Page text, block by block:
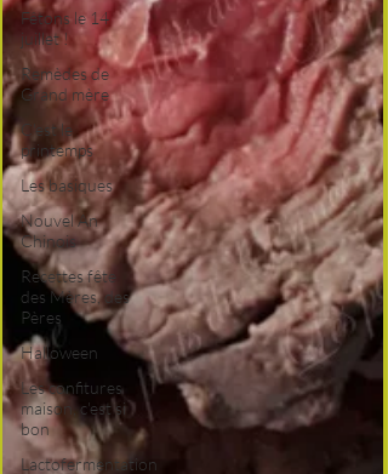
Fêtons le 14
juillet !
Remèdes de
Grand mère
C'est le
printemps
Les basiques
Nouvel An
Chinois
Recettes fête
des Mères, des
Pères
Halloween
Les confitures
maison, c'est si
bon
Lactofermentation